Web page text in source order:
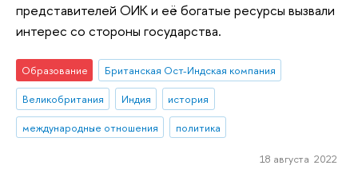
представителей ОИК и её богатые ресурсы вызвали
интерес со стороны государства.
Образование
Британская Ост-Индская компания
Великобритания
Индия
история
международные отношения
политика
18 августа 2022